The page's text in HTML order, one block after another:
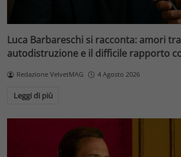
Luca Barbareschi si racconta: amori
autodistruzione e il difficile rapporto
Redazione VelvetMAG 4 Agosto 2026
Leggi di più